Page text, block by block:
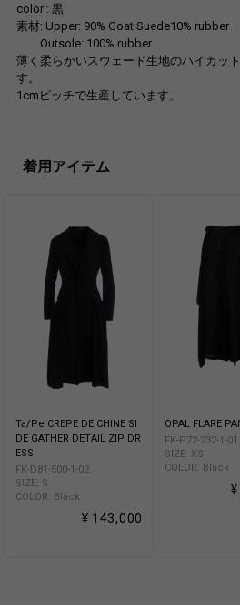
color : 黒
素材: Upper: 90% Goat Suede10% rubber
Outsole: 100% rubber
薄く柔らかいスウェード生地のハイカッ
す。
1cmピッチで生産しています。
着用アイテム
Ta/Pe CREPE DE CHINE SI
DE GATHER DETAIL ZIP DR
ESS
FK-D81-500-1-02
SIZE: S
COLOR: Black
¥ 143,000
OPAL FLARE
FK-P72-232-1-01
SIZE: XS
COLOR: Black